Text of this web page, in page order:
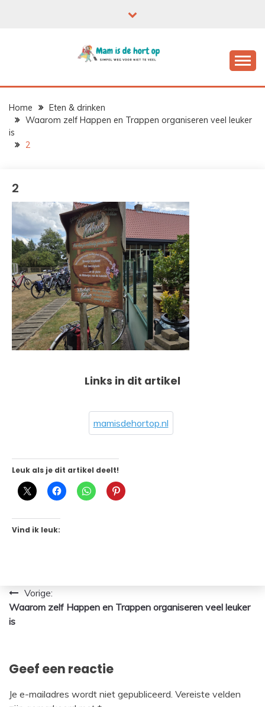
Home
Eten & drinken
Waarom zelf Happen en Trappen organiseren veel leuker
is
2
2
Links in dit artikel
mamisdehortop.nl
Leuk als je dit artikel deelt!
Vind ik leuk:
Bericht
navigatie
Vorige:
Waarom zelf Happen en Trappen organiseren veel leuker
is
Geef een reactie
Je e-mailadres wordt niet gepubliceerd. Vereiste velden